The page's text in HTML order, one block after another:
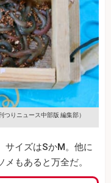
つりニュース中部版 編集部）
サイズはSかM。他に
もあると万全だ。